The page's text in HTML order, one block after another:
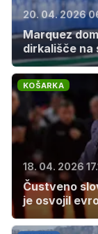
20. 04. 2026
Marquez
dirkališče na
KOŠARKA
18. 04. 2026
Čustveno
je osvojil